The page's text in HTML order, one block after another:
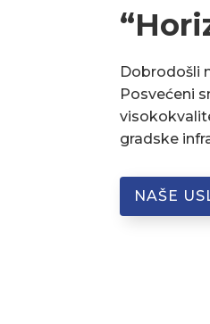
Dobrodošli
Posvećeni
gradske
NAŠE